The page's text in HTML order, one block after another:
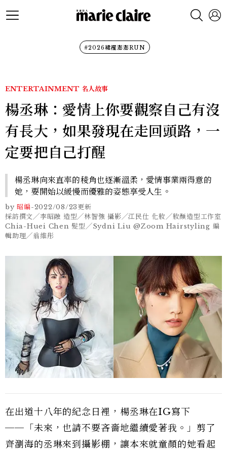
#2026裙襬澎澎RUN
ENTERTAINMENT 名人故事
楊丞琳：愛情上你要觀察自己有沒
有長大，如果發現在走回頭路，一
定要把自己打醒
楊丞琳向來直率的稜角也逐漸溫柔，愛情事業兩得意的
她，要開始以緩慢而優雅的姿態享受人生。
by 昭編-2022/08/23更新
採訪撰文╱李昭融 造型╱林智強 攝影╱江民仕 化妝╱妝顏造型工作室
Chia-Huei Chen 髮型╱Sydni Liu @Zoom Hairstyling 編
輯助理╱翁維彤
在出道十八年的紀念日裡，楊丞琳在IG寫下
──「未來，也請不要吝嗇地繼續愛著我。」剪了
齊瀏海的丞琳來到攝影棚，讓本來就童顏的她看起